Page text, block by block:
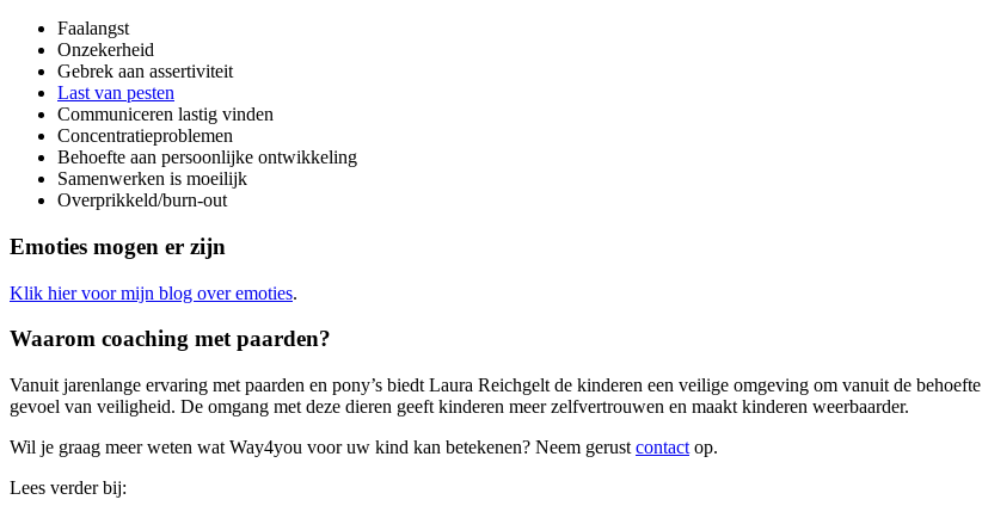
Faalangst
Onzekerheid
Gebrek aan assertiviteit
Last van pesten
Communiceren lastig vinden
Concentratieproblemen
Behoefte aan persoonlijke ontwikkeling
Samenwerken is moeilijk
Overprikkeld/burn-out
Emoties mogen er zijn
Klik hier voor mijn blog over emoties.
Waarom coaching met paarden?
Vanuit jarenlange ervaring met paarden en pony’s biedt Laura Reichgelt de kinderen een veilige omgeving om vanuit de
gevoel van veiligheid. De omgang met deze dieren geeft kinderen meer zelfvertrouwen en maakt kinderen weerbaarder.
Wil je graag meer weten wat Way4you voor uw kind kan betekenen? Neem gerust contact op.
Lees verder bij: